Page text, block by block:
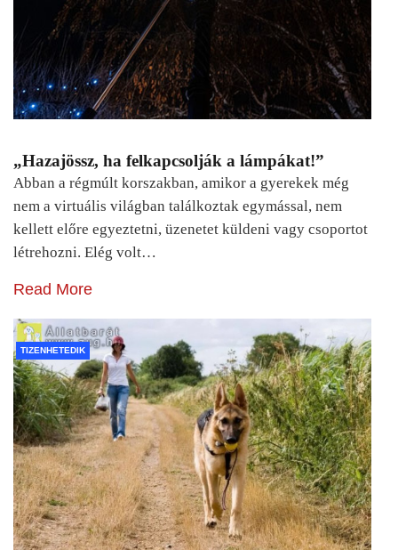
„Hazajössz, ha felkapcsolják a lámpákat!”
Abban a régmúlt korszakban, amikor a gyerekek még
nem a virtuális világban találkoztak egymással, nem
kellett előre egyeztetni, üzenetet küldeni vagy csoportot
létrehozni. Elég volt…
Read More
TIZENHETEDIK